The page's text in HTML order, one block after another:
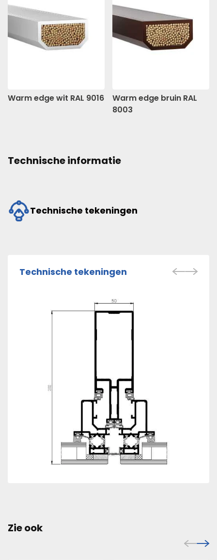
Warm edge wit RAL 9016
Warm edge bruin RAL
8003
Technische informatie
Technische tekeningen
Technische tekeningen
Zie ook